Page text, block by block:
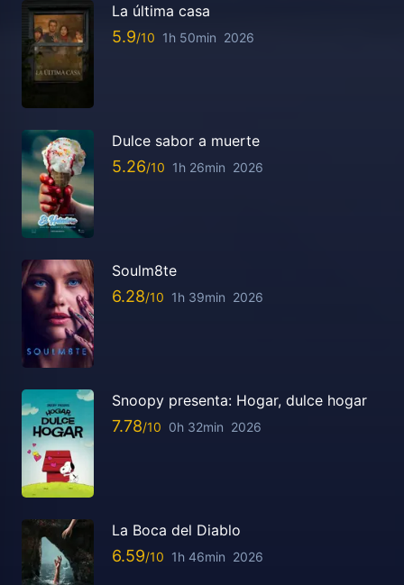
La última casa
5.9 1h 50min 2026
Dulce sabor a muerte
5.26 1h 26min 2026
Soulm8te
6.28 1h 39min 2026
Snoopy presenta: Hogar, dulce hogar
7.78 0h 32min 2026
La Boca del Diablo
6.59 1h 46min 2026